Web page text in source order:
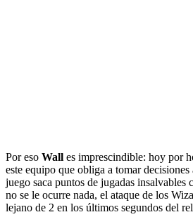
Por eso Wall es imprescindible: hoy por
este equipo que obliga a tomar
juego saca puntos de jugadas insalvables
no se le ocurre nada, el ataque de los
lejano de 2 en los últimos segundos del